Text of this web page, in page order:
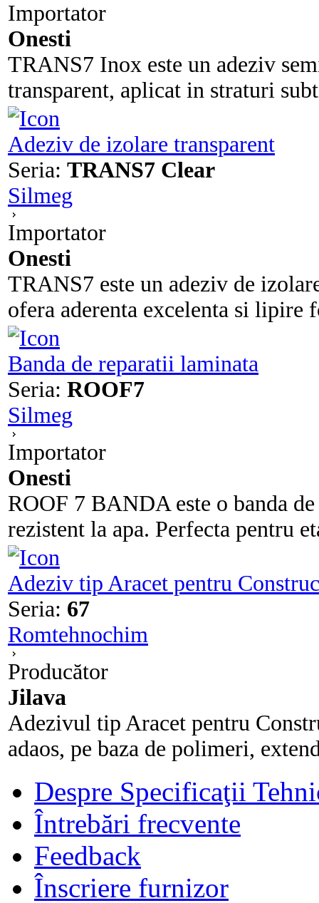
Importator
Onesti
TRANS7 Inox este un adeziv
transparent, aplicat in straturi
Adeziv de izolare transparent
Seria: TRANS7 Clear
Silmeg
Importator
Onesti
TRANS7 este un adeziv de
ofera aderenta excelenta si lipire
Banda de reparatii laminata
Seria: ROOF7
Silmeg
Importator
Onesti
ROOF 7 BANDA este o banda
rezistent la apa. Perfecta pentru
Adeziv tip Aracet pentru
Seria: 67
Romtehnochim
Producător
Jilava
Adezivul tip Aracet pentru
adaos, pe baza de polimeri,
Despre Specificaţii
Întrebări frecvente
Feedback
Înscriere furnizor